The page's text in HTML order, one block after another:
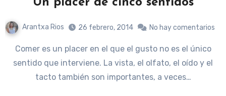
Un placer de cinco sentidos
Arantxa Rios 26 febrero, 2014 No hay comentarios
Comer es un placer en el que el gusto no es el único
sentido que interviene. La vista, el olfato, el oído y el
tacto también son importantes, a veces…